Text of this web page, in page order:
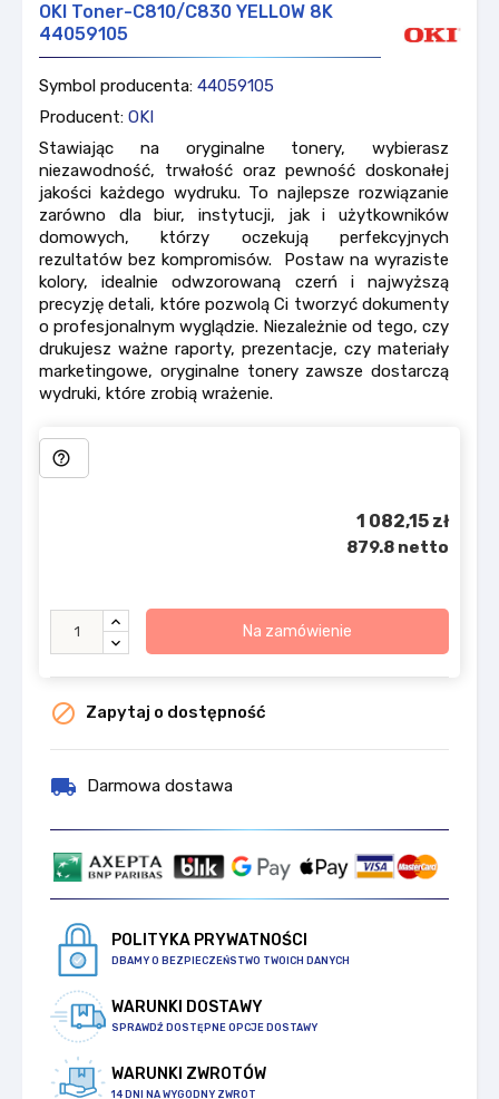
OKI Toner-C810/C830 YELLOW 8K
44059105
Symbol producenta: 44059105
Producent: OKI
Stawiając na oryginalne tonery, wybierasz
niezawodność, trwałość oraz pewność doskonałej
jakości każdego wydruku. To najlepsze rozwiązanie
zarówno dla biur, instytucji, jak i użytkowników
domowych, którzy oczekują perfekcyjnych
rezultatów bez kompromisów. Postaw na wyraziste
kolory, idealnie odwzorowaną czerń i najwyższą
precyzję detali, które pozwolą Ci tworzyć dokumenty
o profesjonalnym wyglądzie. Niezależnie od tego, czy
drukujesz ważne raporty, prezentacje, czy materiały
marketingowe, oryginalne tonery zawsze dostarczą
wydruki, które zrobią wrażenie.
help_outline
1 082,15 zł
879.8 netto
Na zamówienie
 Zapytaj o dostępność
local_shipping Darmowa dostawa
POLITYKA PRYWATNOŚCI
DBAMY O BEZPIECZEŃSTWO TWOICH DANYCH
WARUNKI DOSTAWY
SPRAWDŹ DOSTĘPNE OPCJE DOSTAWY
WARUNKI ZWROTÓW
14 DNI NA WYGODNY ZWROT